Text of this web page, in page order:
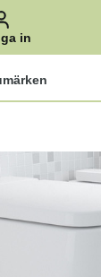
in